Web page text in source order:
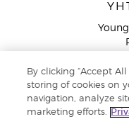
Ilmainen
By clicking “Accept
storing of cookies on
navigation, analyze
marketing efforts.